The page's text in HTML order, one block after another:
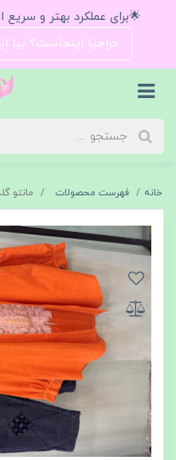
🌟برای عملکرد بهتر و سریع
حراجیا اینجاست؟ بیا
خانه فهرست محصولات مانتو